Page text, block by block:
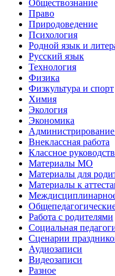
Обществознание
Право
Природоведение
Психология
Родной язык и
Русский язык
Технология
Физика
Физкультура и спорт
Химия
Экология
Экономика
Внеклассная работа
Классное
Материалы МО
Материалы для
Материалы к
Работа с родителями
Социальная
Сценарии
Аудиозаписи
Видеозаписи
Разное